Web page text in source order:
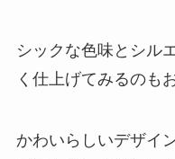
シックな色味とシル
く仕上げてみるのも
かわいらしいデザイ